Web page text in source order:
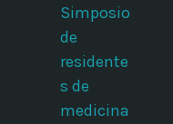
Simposio
de
residente
s de
medicina